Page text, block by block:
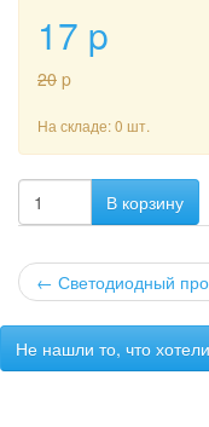
17 p
20 p
На складе: 0 шт.
В корзину
← Светодиодный
Не нашли то, что